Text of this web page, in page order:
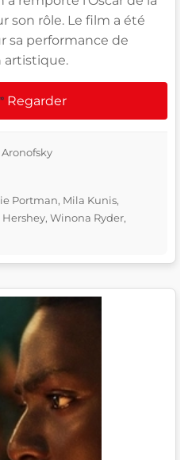
son rôle. Le film a été
sa performance de
artistique.
Regarder
Portman, Mila Kunis,
Winona Ryder,